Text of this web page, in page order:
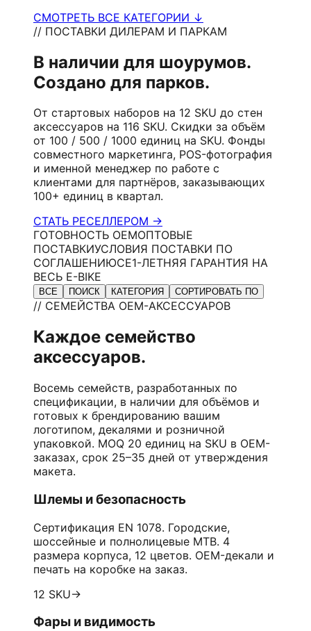
СМОТРЕТЬ ВСЕ КАТЕГОРИИ ↓
// ПОСТАВКИ ДИЛЕРАМ И ПАРКАМ
В наличии для шоурумов.
Создано для парков.
От стартовых наборов на 12 SKU до стен
аксессуаров на 116 SKU. Скидки за объём
от 100 / 500 / 1000 единиц на SKU. Фонды
совместного маркетинга, POS-фотография
и именной менеджер по работе с
клиентами для партнёров, заказывающих
100+ единиц в квартал.
СТАТЬ РЕСЕЛЛЕРОМ →
ГОТОВНОСТЬ OEMОПТОВЫЕ
ПОСТАВКИУСЛОВИЯ ПОСТАВКИ ПО
СОГЛАШЕНИЮCE1-ЛЕТНЯЯ ГАРАНТИЯ НА
ВЕСЬ E-BIKE
ВСЕ ПОИСК КАТЕГОРИЯ СОРТИРОВАТЬ ПО
// СЕМЕЙСТВА OEM-АКСЕССУАРОВ
Каждое семейство
аксессуаров.
Восемь семейств, разработанных по
спецификации, в наличии для объёмов и
готовых к брендированию вашим
логотипом, декалями и розничной
упаковкой. MOQ 20 единиц на SKU в OEM-
заказах, срок 25–35 дней от утверждения
макета.
Шлемы и безопасность
Сертификация EN 1078. Городские,
шоссейные и полнолицевые MTB. 4
размера корпуса, 12 цветов. OEM-декали и
печать на коробке на заказ.
12 SKU→
Фары и видимость